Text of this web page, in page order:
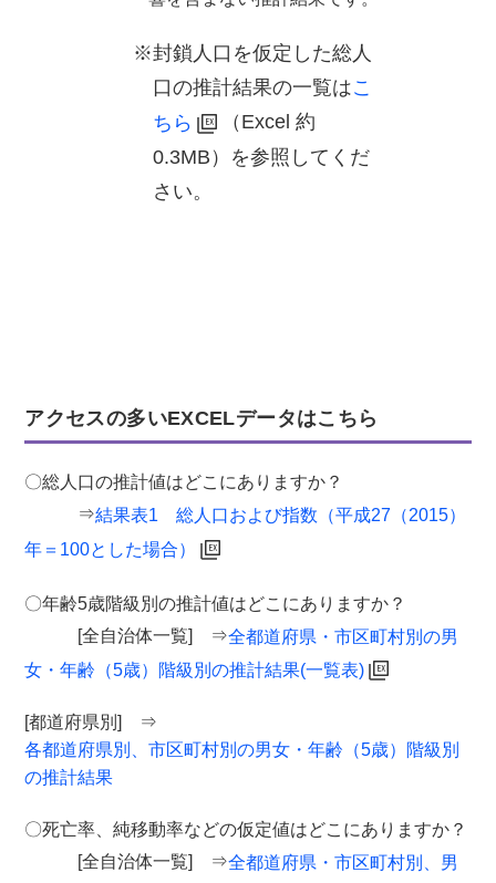
※封鎖人口を仮定した総人
口の推計結果の一覧はこ
ちら
（Excel 約
0.3MB）を参照してくだ
さい。
アクセスの多いEXCELデータはこちら
〇総人口の推計値はどこにありますか？
⇒結果表1 総人口および指数（平成27（2015）
年＝100とした場合）
〇年齢5歳階級別の推計値はどこにありますか？
[全自治体一覧] ⇒全都道府県・市区町村別の男
女・年齢（5歳）階級別の推計結果(一覧表)
[都道府県別] ⇒
各都道府県別、市区町村別の男女・年齢（5歳）階級別
の推計結果
〇死亡率、純移動率などの仮定値はどこにありますか？
[全自治体一覧] ⇒全都道府県・市区町村別、男